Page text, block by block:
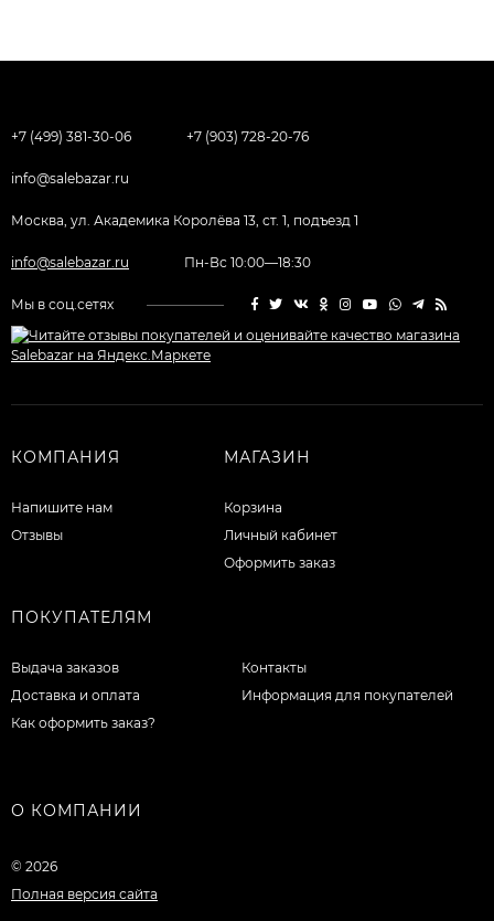
+7 (499) 381-30-06 +7 (903) 728-20-76
info@salebazar.ru
Москва, ул. Академика Королёва 13, ст. 1, подъезд 1
info@salebazar.ru Пн-Вс 10:00—18:30
Мы в соц.сетях
КОМПАНИЯ
Напишите нам
Отзывы
МАГАЗИН
Корзина
Личный кабинет
Оформить заказ
ПОКУПАТЕЛЯМ
Выдача заказов
Доставка и оплата
Как оформить заказ?
Контакты
Информация для покупателей
О КОМПАНИИ
© 2026
Полная версия сайта